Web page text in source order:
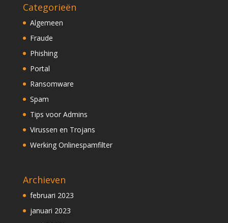
Categorieën
Algemeen
Fraude
Phishing
Portal
Ransomware
Spam
Tips voor Admins
Virussen en Trojans
Werking Onlinespamfilter
Archieven
februari 2023
januari 2023